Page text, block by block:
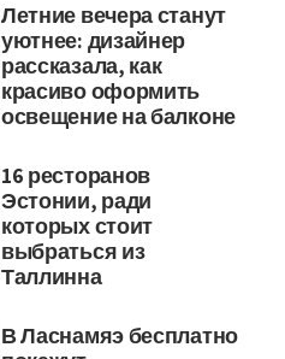
Летние вечера станут
уютнее: дизайнер
рассказала, как
красиво оформить
освещение на балконе
16 ресторанов
Эстонии, ради
которых стоит
выбраться из
Таллинна
В Ласнамяэ бесплатно